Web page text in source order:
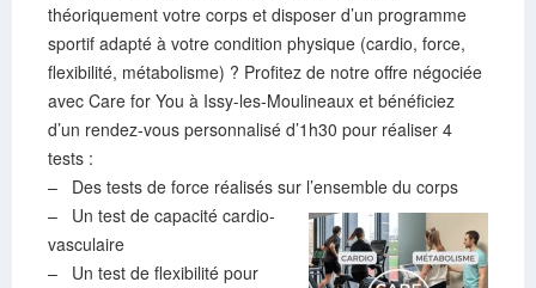
théoriquement votre corps et disposer d’un programme
sportif adapté à votre condition physique (cardio, force,
flexibilité, métabolisme) ? Profitez de notre offre négociée
avec Care for You à Issy-les-Moulineaux et bénéficiez
d’un rendez-vous personnalisé d’1h30 pour réaliser 4
tests :
– Des tests de force réalisés sur l’ensemble du corps
– Un test de capacité cardio-
vasculaire
– Un test de flexibilité pour